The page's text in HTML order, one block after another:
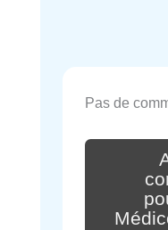
Pas de